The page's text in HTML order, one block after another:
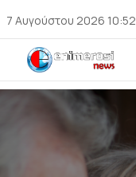
7 Αυγούστου 2026 10:52
ΙΣΤΟΡΊΑ ΠΟΛΙΤΙΣΜΌΣ